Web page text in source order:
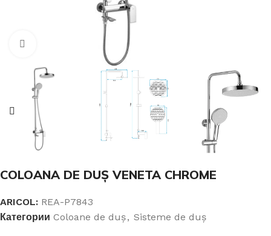
Click pentru a mari
COLOANA DE DUȘ VENETA CHROME
ARICOL: REA-P7843
Категории Coloane de duș, Sisteme de duș